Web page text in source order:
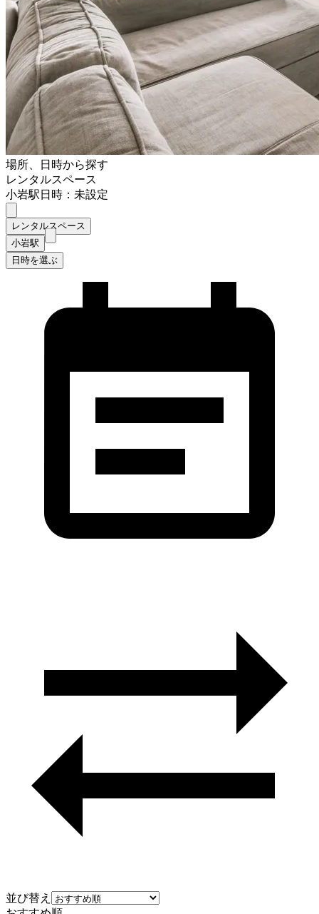
場所、日時から探す
レンタルスペース
小岩駅日時：未設定
レンタルスペース
小岩駅
日時を選ぶ
並び替え